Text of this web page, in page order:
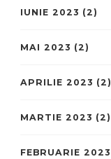
IUNIE 2023 (2)
MAI 2023 (2)
APRILIE 2023 (2)
MARTIE 2023 (2)
FEBRUARIE 2023